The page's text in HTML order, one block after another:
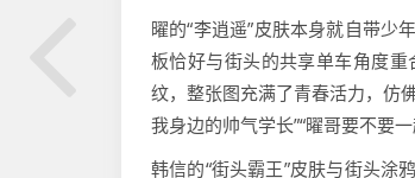
曜的“李逍遥”皮肤本身就自带
板恰好与街头的共享单车角度
纹，整张图充满了青春活力，仿
我身边的帅气学长”“曜哥要不要
韩信的“街头霸王”皮肤与街头涂